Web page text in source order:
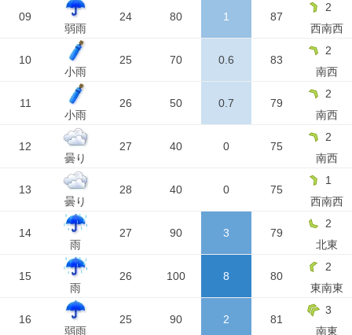
09
弱雨
24 80 1 87
2
西南西
10
小雨
25 70 0.6 83
2
南西
11
小雨
26 50 0.7 79
2
南西
12
曇り
27 40 0 75
2
南西
13
曇り
28 40 0 75
1
西南西
14
雨
27 90 3 79
2
北東
15
雨
26 100 8 80
2
東南東
16
弱雨
25 90 2 81
3
南東